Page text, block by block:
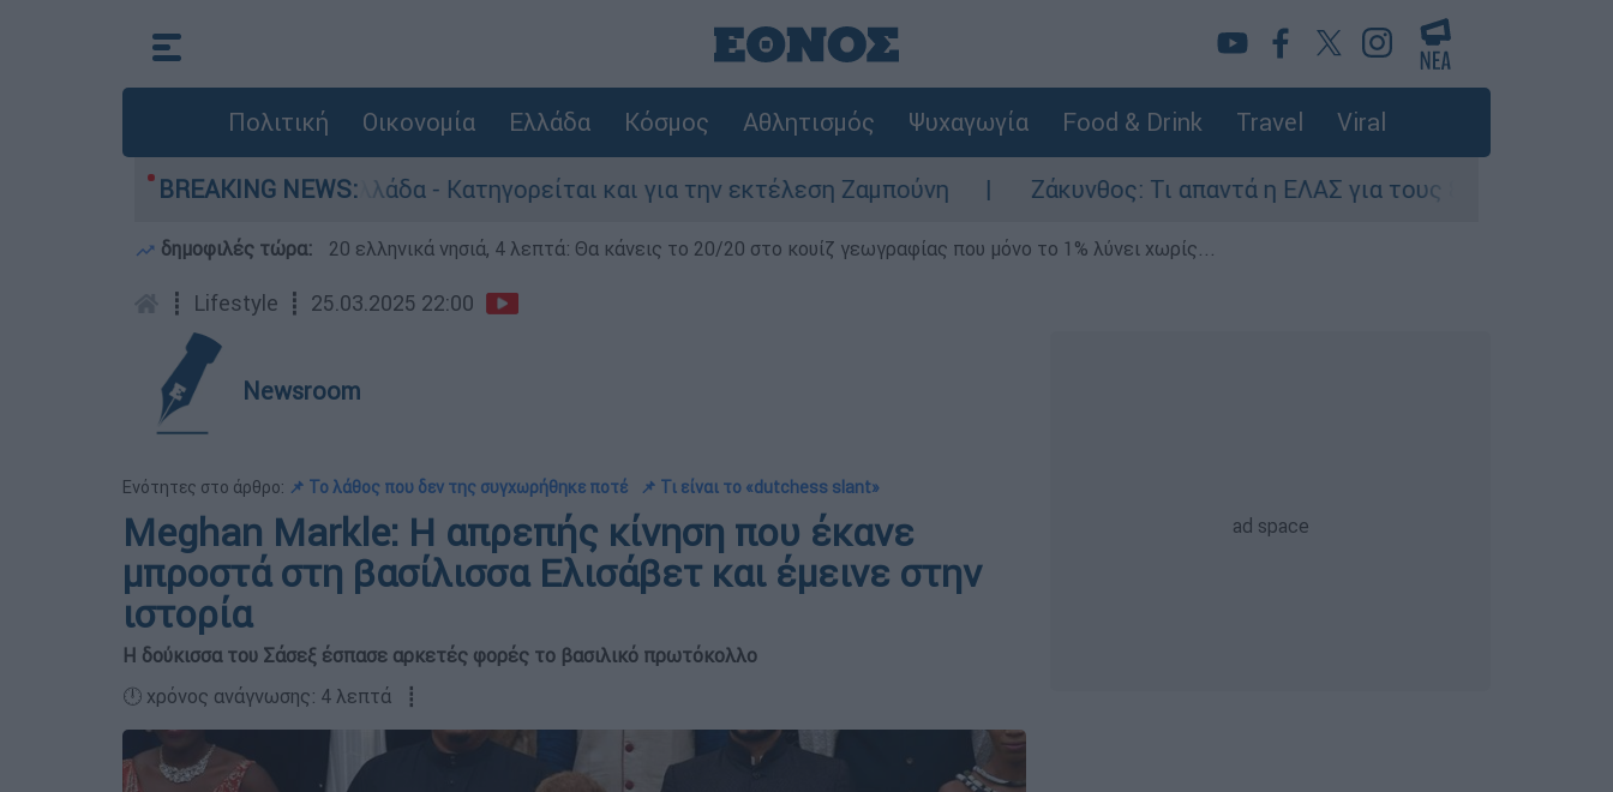
Πολιτική Οικονομία Ελλάδα Κόσμος Αθλητισμός Ψυχαγωγία Food & Drink Travel Viral
BREAKING NEWS:
στην Ελλάδα - Κατηγορείται και για την εκτέλεση Ζαμπούνη Ζάκυνθος: Τι απαντά η ΕΛΑΣ για τους 8 βιασμούς τουριστριών -
δημοφιλές τώρα: 20 ελληνικά νησιά, 4 λεπτά: Θα κάνεις το 20/20 στο κουίζ γεωγραφίας που μόνο το 1% λύνει χωρίς...
┋ Lifestyle ┋ 25.03.2025 22:00
Newsroom
Ενότητες στο άρθρο: 📌 Το λάθος που δεν της συγχωρήθηκε ποτέ 📌 Τι είναι το «dutchess slant»
Meghan Markle: Η απρεπής κίνηση που έκανε
μπροστά στη βασίλισσα Ελισάβετ και έμεινε στην
ιστορία
Η δούκισσα του Σάσεξ έσπασε αρκετές φορές το βασιλικό πρωτόκολλο
🕛 χρόνος ανάγνωσης: 4 λεπτά ┋